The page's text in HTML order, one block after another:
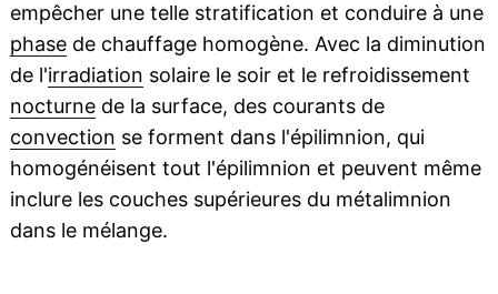
empêcher une telle stratification et conduire à une
phasede chauffage homogène. Avec la diminution
de l'irradiation solaire le soir et le refroidissement
nocturnede la surface, des courants de
convection se forment dans l'épilimnion, qui
homogénéisent tout l'épilimnion et peuvent même
inclure les couches supérieures du métalimnion
dans le mélange.